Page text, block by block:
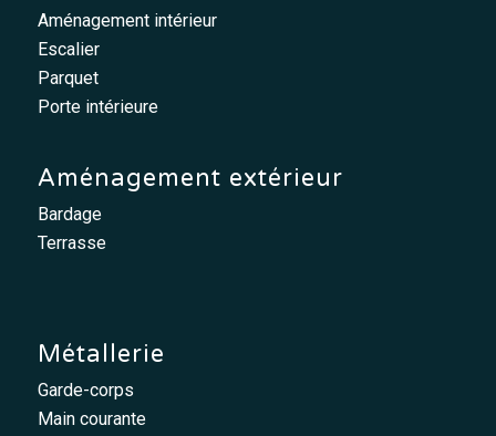
Aménagement intérieur
Escalier
Parquet
Porte intérieure
Aménagement extérieur
Bardage
Terrasse
Métallerie
Garde-corps
Main courante